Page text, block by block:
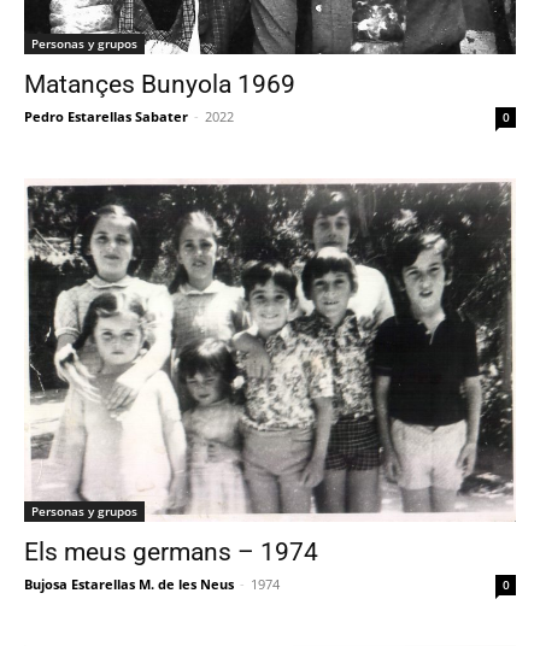
Personas y grupos
Matançes Bunyola 1969
Pedro Estarellas Sabater - 2022 0
Personas y grupos
Els meus germans – 1974
Bujosa Estarellas M. de les Neus - 1974 0